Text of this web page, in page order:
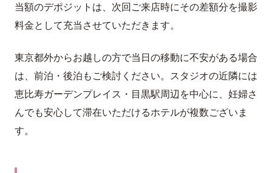
当額のデポジットは、次回ご来店時にその差額分を撮影
料金として充当させていただきます。
東京都外からお越しの方で当日の移動に不安がある場合
は、前泊・後泊もご検討ください。スタジオの近隣には
恵比寿ガーデンプレイス・目黒駅周辺を中心に、妊婦さ
んでも安心して滞在いただけるホテルが複数ございま
す。